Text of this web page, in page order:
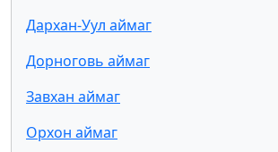
Дархан-Уул аймаг
Дорноговь аймаг
Завхан аймаг
Орхон аймаг